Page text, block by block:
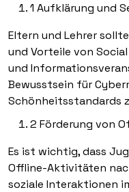
1 Aufklärung und
Eltern und Lehrer
und Vorteile von
und
Bewusstsein für
Schönheitsstandards
2 Förderung von
Es ist wichtig, dass
Offline-Aktivitäten
soziale Interaktionen